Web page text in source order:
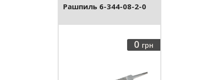
Рашпиль 6-344-08-2-0
0 грн